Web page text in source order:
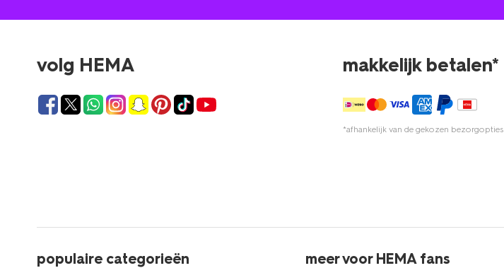
volg HEMA makkelijk betalen*
*afhankelijk van de gekozen bezorgopties
populaire categorieën meer voor HEMA fans